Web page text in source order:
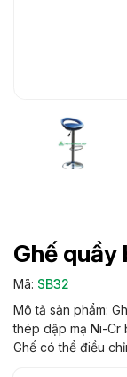
Ghế quầy
Mã: SB32
Mô tả sản phẩm:
thép dập mạ Ni-Cr
Ghế có thể điều